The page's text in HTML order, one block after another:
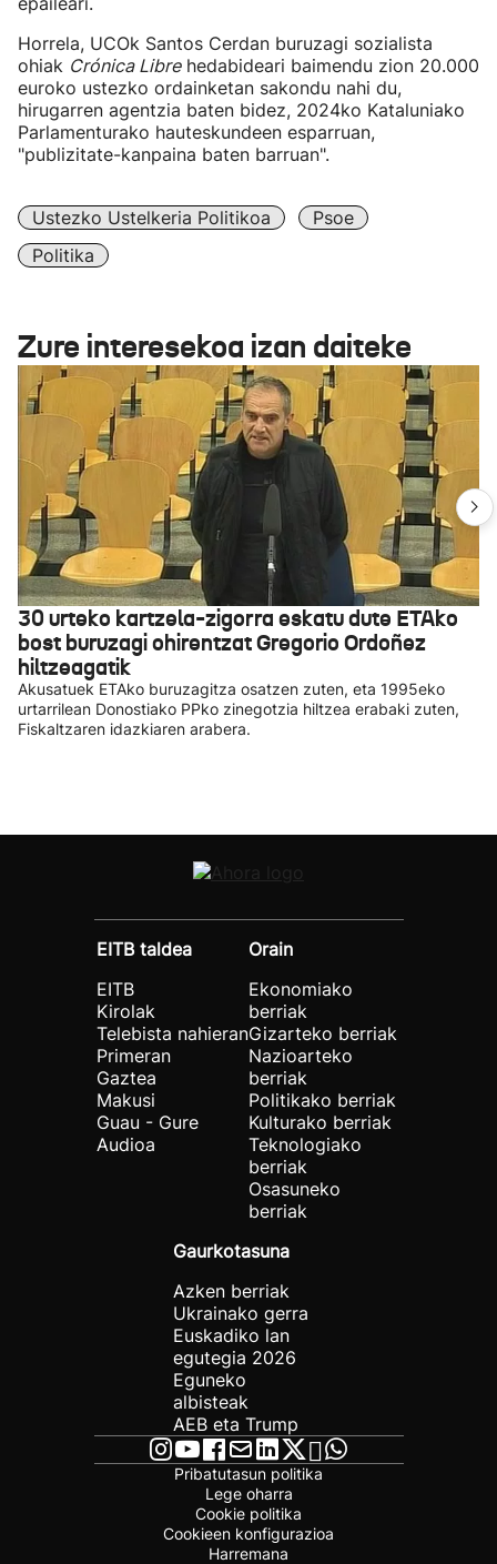
Horrela, UCOk Santos Cerdan buruzagi sozialista
ohiak Crónica Librehedabideari baimendu zion 20.000
euroko ustezko ordainketan sakondu nahi du,
hirugarren agentzia baten bidez, 2024ko Kataluniako
Parlamenturako hauteskundeen esparruan,
"publizitate-kanpaina baten barruan".
Ustezko Ustelkeria Politikoa
Psoe
Politika
Zure interesekoa izan daiteke
30 urteko kartzela-zigorra eskatu dute ETAko
bost buruzagi ohirentzat Gregorio Ordoñez
hiltzeagatik
Akusatuek ETAko buruzagitza osatzen zuten, eta 1995eko
urtarrilean Donostiako PPko zinegotzia hiltzea erabaki zuten,
Fiskaltzaren idazkiaren arabera.
EITB taldea
EITB
Kirolak
Telebista nahieran
Primeran
Gaztea
Makusi
Guau - Gure
Audioa
Orain
Ekonomiako
berriak
Gizarteko berriak
Nazioarteko
berriak
Politikako berriak
Kulturako berriak
Teknologiako
berriak
Osasuneko
berriak
Gaurkotasuna
Azken berriak
Ukrainako gerra
Euskadiko lan
egutegia 2026
Eguneko
albisteak
AEB eta Trump
Pribatutasun politika
Lege oharra
Cookie politika
Cookieen konfigurazioa
Harremana